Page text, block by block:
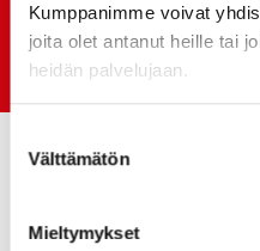
Kumppanimme voivat
joita olet antanut heille tai
heidän palvelujaan.
valinta
Välttämätön
Mieltymykset
Early Bird-
Jokerit-